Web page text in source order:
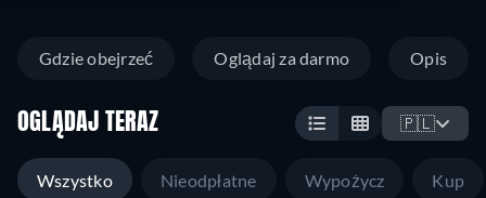
Gdzie obejrzeć Oglądaj za darmo Opis
OGLĄDAJ TERAZ 🇵🇱
Wszystko Nieodpłatne Wypożycz Kup